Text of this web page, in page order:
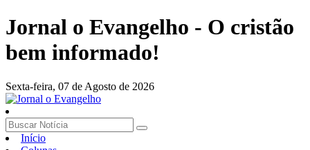
Jornal o Evangelho - O cristão
bem informado!
Sexta-feira, 07 de Agosto de 2026
Início